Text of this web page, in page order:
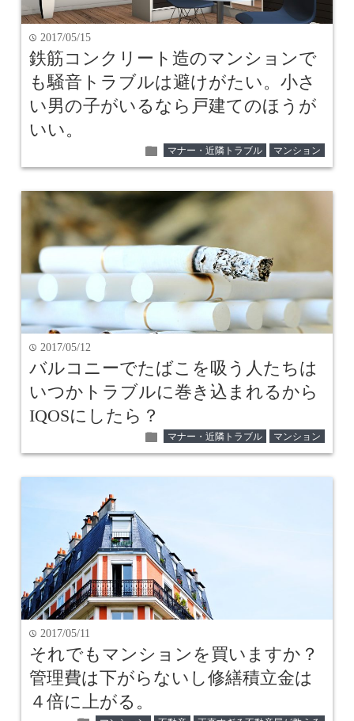
time 2017/05/15
鉄筋コンクリート造のマンションで
も騒音トラブルは避けがたい。小さ
い男の子がいるなら戸建てのほうが
いい。
folder マナー・近隣トラブル マンション
time 2017/05/12
バルコニーでたばこを吸う人たちは
いつかトラブルに巻き込まれるから
IQOSにしたら？
folder マナー・近隣トラブル マンション
time 2017/05/11
それでもマンションを買いますか？
管理費は下がらないし修繕積立金は
４倍に上がる。